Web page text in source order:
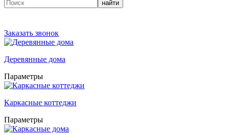
найти
Заказать звонок
Деревянные дома
Параметры
Каркасные коттеджи
Параметры